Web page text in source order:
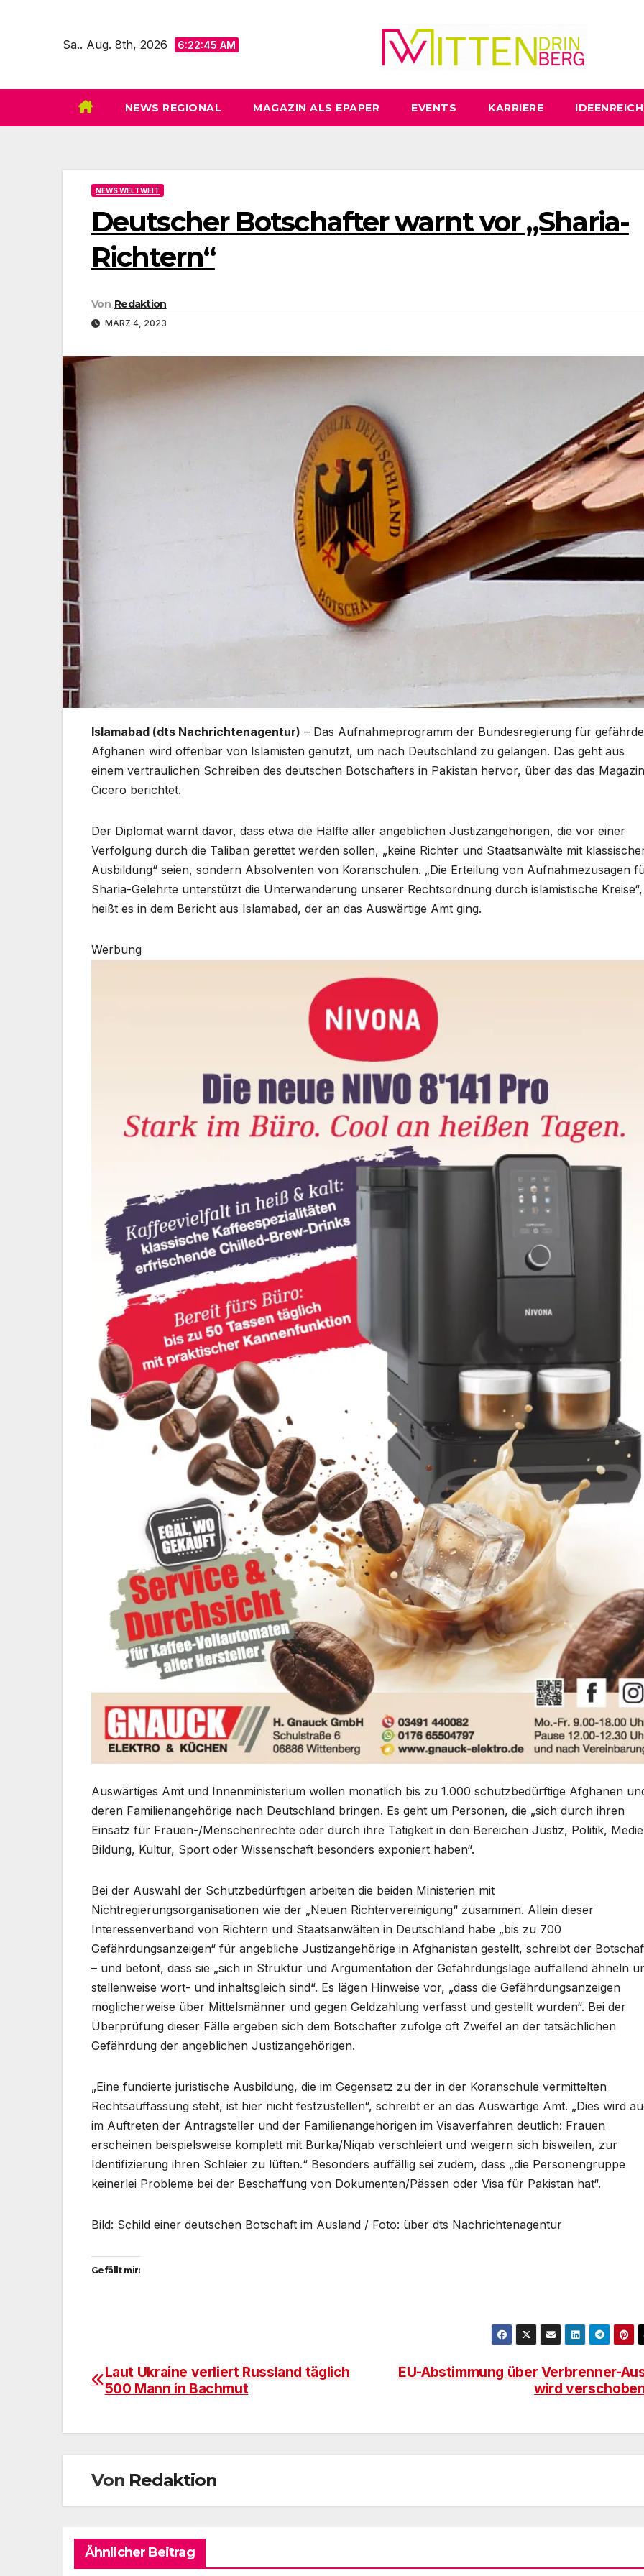
Sa.. Aug. 8th, 2026 6:22:47 AM
NEWS REGIONAL MAGAZIN ALS EPAPER EVENTS KARRIERE IDEENREICH
NEWS WELTWEIT
Deutscher Botschafter warnt vor „Sharia-
Richtern“
Von Redaktion
MÄRZ 4, 2023
Islamabad (dts Nachrichtenagentur) – Das Aufnahmeprogramm der Bundesregierung für
Afghanen wird offenbar von Islamisten genutzt, um nach Deutschland zu gelangen. Das geht aus
einem vertraulichen Schreiben des deutschen Botschafters in Pakistan hervor, über das das Magazin
Cicero berichtet.
Der Diplomat warnt davor, dass etwa die Hälfte aller angeblichen Justizangehörigen, die vor einer
Verfolgung durch die Taliban gerettet werden sollen, „keine Richter und Staatsanwälte mit
Ausbildung“ seien, sondern Absolventen von Koranschulen. „Die Erteilung von Aufnahmezusagen
Sharia-Gelehrte unterstützt die Unterwanderung unserer Rechtsordnung durch islamistische Kreise“,
heißt es in dem Bericht aus Islamabad, der an das Auswärtige Amt ging.
Werbung
Auswärtiges Amt und Innenministerium wollen monatlich bis zu 1.000 schutzbedürftige Afghanen
deren Familienangehörige nach Deutschland bringen. Es geht um Personen, die „sich durch ihren
Einsatz für Frauen-/Menschenrechte oder durch ihre Tätigkeit in den Bereichen Justiz, Politik,
Bildung, Kultur, Sport oder Wissenschaft besonders exponiert haben“.
Bei der Auswahl der Schutzbedürftigen arbeiten die beiden Ministerien mit
Nichtregierungsorganisationen wie der „Neuen Richtervereinigung“ zusammen. Allein dieser
Interessenverband von Richtern und Staatsanwälten in Deutschland habe „bis zu 700
Gefährdungsanzeigen“ für angebliche Justizangehörige in Afghanistan gestellt, schreibt der
– und betont, dass sie „sich in Struktur und Argumentation der Gefährdungslage auffallend ähneln
stellenweise wort- und inhaltsgleich sind“. Es lägen Hinweise vor, „dass die Gefährdungsanzeigen
möglicherweise über Mittelsmänner und gegen Geldzahlung verfasst und gestellt wurden“. Bei der
Überprüfung dieser Fälle ergeben sich dem Botschafter zufolge oft Zweifel an der tatsächlichen
Gefährdung der angeblichen Justizangehörigen.
„Eine fundierte juristische Ausbildung, die im Gegensatz zu der in der Koranschule vermittelten
Rechtsauffassung steht, ist hier nicht festzustellen“, schreibt er an das Auswärtige Amt. „Dies wird
im Auftreten der Antragsteller und der Familienangehörigen im Visaverfahren deutlich: Frauen
erscheinen beispielsweise komplett mit Burka/Niqab verschleiert und weigern sich bisweilen, zur
Identifizierung ihren Schleier zu lüften.“ Besonders auffällig sei zudem, dass „die Personengruppe
keinerlei Probleme bei der Beschaffung von Dokumenten/Pässen oder Visa für Pakistan hat“.
Bild: Schild einer deutschen Botschaft im Ausland / Foto: über dts Nachrichtenagentur
Gefällt mir:
Beitragsnavigation
EU-Abstimmung über Verbrenner-
wird
Laut Ukraine verliert Russland täglich
500 Mann in Bachmut
Von Redaktion
Ähnlicher Beitrag